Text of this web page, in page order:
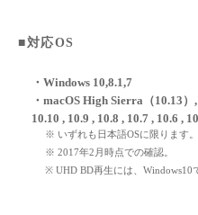
■対応OS
・Windows 10,8.1,7
・macOS High Sierra（10.13
10.10 , 10.9 , 10.8 , 10.7 , 10.6 ,
※ いずれも日本語OSに限ります。
※ 2017年2月時点での確認。
※ UHD BD再生には、Windows10